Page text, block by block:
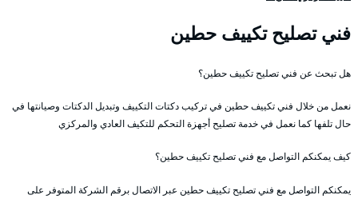
فني تصليح تكييف حطين
هل تبحث عن فني تصليح تكييف حطين؟
نعمل من خلال فني تكييف حطين في تركيب دكتات التكييف وتبديل الدكتات وصيانتها في
حال تلفها كما نعمل في خدمة تصليح أجهزة التحكم للتكيف العادي والمركزي
كيف يمكنكم التواصل مع فني تصليح تكييف حطين؟
يمكنكم التواصل مع فني تصليح تكييف حطين عبر الاتصال برقم الشركة المتوفر على